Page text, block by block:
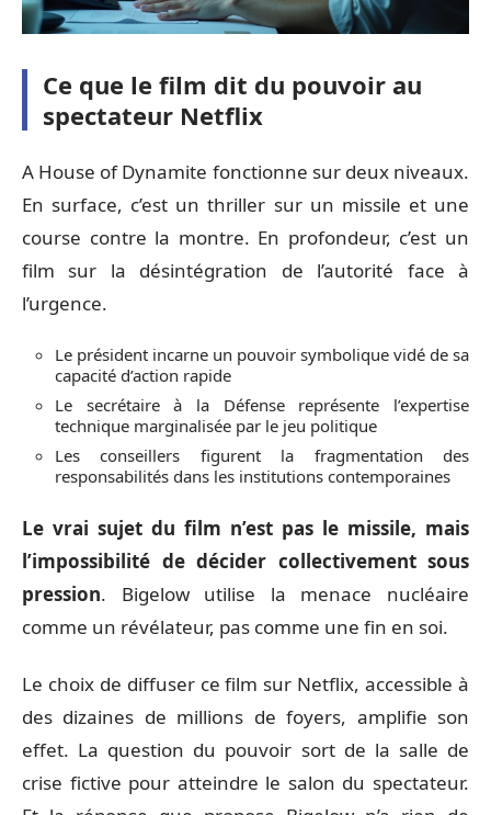
Ce que le film dit du pouvoir au
spectateur Netflix
A House of Dynamite fonctionne sur deux niveaux.
En surface, c’est un thriller sur un missile et une
course contre la montre. En profondeur, c’est un
film sur la désintégration de l’autorité face à
l’urgence.
Le président incarne un pouvoir symbolique vidé de sa
capacité d’action rapide
Le secrétaire à la Défense représente l’expertise
technique marginalisée par le jeu politique
Les conseillers figurent la fragmentation des
responsabilités dans les institutions contemporaines
Le vrai sujet du film n’est pas le missile, mais
l’impossibilité de décider collectivement sous
pression. Bigelow utilise la menace nucléaire
comme un révélateur, pas comme une fin en soi.
Le choix de diffuser ce film sur Netflix, accessible à
des dizaines de millions de foyers, amplifie son
effet. La question du pouvoir sort de la salle de
crise fictive pour atteindre le salon du spectateur.